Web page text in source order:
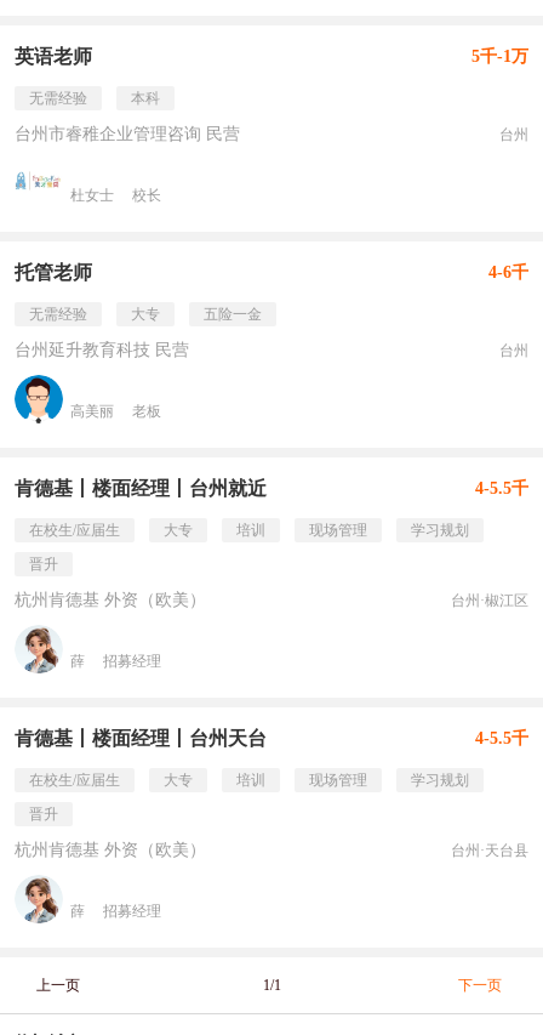
英语老师 5千-1万
无需经验 本科
台州市睿稚企业管理咨询 民营 台州
杜女士 校长
托管老师 4-6千
无需经验 大专 五险一金
台州延升教育科技 民营 台州
高美丽 老板
肯德基丨楼面经理丨台州就近 4-5.5千
在校生/应届生 大专 培训 现场管理
学习规划
晋升
杭州肯德基 外资（欧美） 台州·椒江区
薛 招募经理
肯德基丨楼面经理丨台州天台 4-5.5千
在校生/应届生 大专 培训 现场管理
学习规划
晋升
杭州肯德基 外资（欧美） 台州·天台县
薛 招募经理
上一页 1/1 下一页